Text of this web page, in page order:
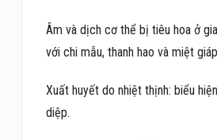
Âm và dịch cơ thể bị tiêu hoa ở
với chi mẫu, thanh hao và miệt
Xuất huyết do nhiệt thịnh: biểu
diệp.